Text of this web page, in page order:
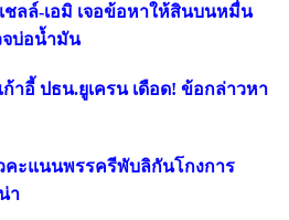
ชลล์-เอมิ เจอข้อหาให้สินบนหมื่น
บ่อน้ำมัน
าอี้ ปธน.ยูเครน เดือด! ข้อกล่าวหา
คะแนนพรรครีพับลิกันโกงการ
า